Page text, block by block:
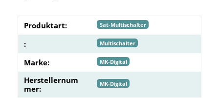
Produktart: Sat-Multischalter
: Multischalter
Marke: MK-Digital
Herstellernum
mer:
MK-Digital